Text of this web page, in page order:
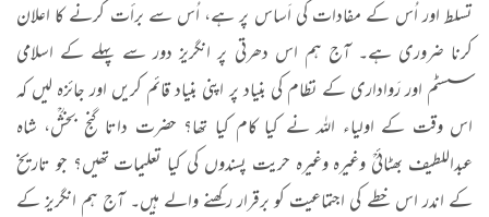
تسلط اور اُس کے مفادات کی اَساس پر ہے، اُس سے برأت کرنے کا اعلان
کرنا ضروری ہے۔ آج ہم اس دھرتی پر انگریز دور سے پہلے کے اسلامی
سسٹم اور رَواداری کے نظام کی بنیاد پر اپنی بنیاد قائم کریں اور جائزہ لیں کہ
اس وقت کے اولیاء اللہ نے کیا کام کیا تھا؟ حضرت داتا گنج بخشؒ، شاہ
عبداللطیف بھٹائیؒ وغیرہ وغیرہ حریت پسندوں کی کیا تعلیمات تھیں؟ جو تاریخ
کے اندر اس خطے کی اجتماعیت کو برقرار رکھنے والے ہیں۔ آج ہم انگریز کے